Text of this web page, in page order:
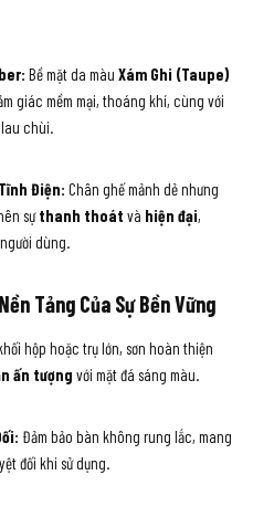
Bề mặt da màu Xám Ghi (Taupe)
giác mềm mại, thoáng khí, cùng với
chùi.
Điện: Chân ghế mảnh dẻ nhưng
sựthanh thoát và hiện đại,
dùng.
Tảng Của Sự Bền Vững
hộp hoặc trụ lớn, sơn hoàn thiện
ấn tượng với mặt đá sáng màu.
Đảm bảo bàn không rung lắc, mang
đối khi sử dụng.